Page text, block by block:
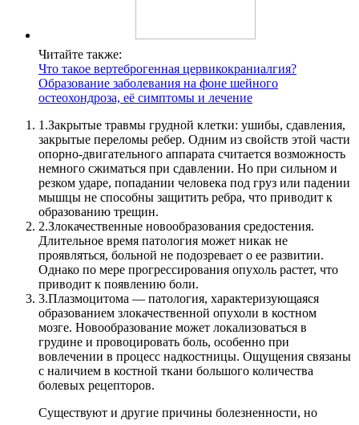
Читайте также:
Что такое вертеброгенная цервикокраниалгия?
Образование заболевания на фоне шейного
остеохондроза, её симптомы и лечение
1.Закрытые травмы грудной клетки: ушибы, сдавления,
закрытые переломы ребер. Одним из свойств этой части
опорно-двигательного аппарата считается возможность
немного сжиматься при сдавлении. Но при сильном и
резком ударе, попадании человека под груз или падении
мышцы не способны защитить ребра, что приводит к
образованию трещин.
2.Злокачественные новообразования средостения.
Длительное время патология может никак не
проявляться, больной не подозревает о ее развитии.
Однако по мере прогрессирования опухоль растет, что
приводит к появлению боли.
3.Плазмоцитома — патология, характеризующаяся
образованием злокачественной опухоли в костном
мозге. Новообразование может локализоваться в
грудине и провоцировать боль, особенно при
вовлечении в процесс надкостницы. Ощущения связаны
с наличием в костной ткани большого количества
болевых рецепторов.
Существуют и другие причины болезненности, но